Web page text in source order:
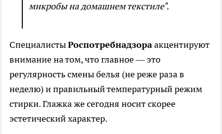
микробы на домашнем текстиле".
СпециалистыРоспотребнадзораакцентируют
внимание на том, что главное — это
регулярность смены белья (не реже раза в
неделю) и правильный температурный режим
стирки. Глажка же сегодня носит скорее
эстетический характер.